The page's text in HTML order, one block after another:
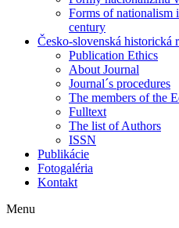
Forms of nationalism
century
Česko-slovenská historická
Publication Ethics
About Journal
Journal´s procedures
The members of the
Fulltext
The list of Authors
ISSN
Publikácie
Fotogaléria
Kontakt
Menu